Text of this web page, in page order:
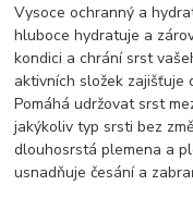
Vysoce ochranný a
hluboce hydratuje a
kondici a chrání srst
aktivních složek zajišťuje
Pomáhá udržovat srst
jakýkoliv typ srsti bez
dlouhosrstá plemena a
usnadňuje česání a